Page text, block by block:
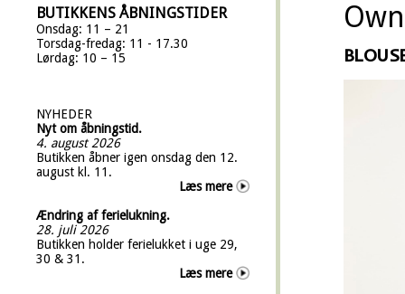
BUTIKKENS ÅBNINGSTIDER
Onsdag: 11 – 21
Torsdag-fredag: 11 - 17.30
Lørdag: 10 – 15
NYHEDER
Nyt om åbningstid.
4. august 2026
Butikken åbner igen onsdag den 12.
august kl. 11.
Læs mere
Ændring af ferielukning.
28. juli 2026
Butikken holder ferielukket i uge 29,
30 & 31.
Læs mere